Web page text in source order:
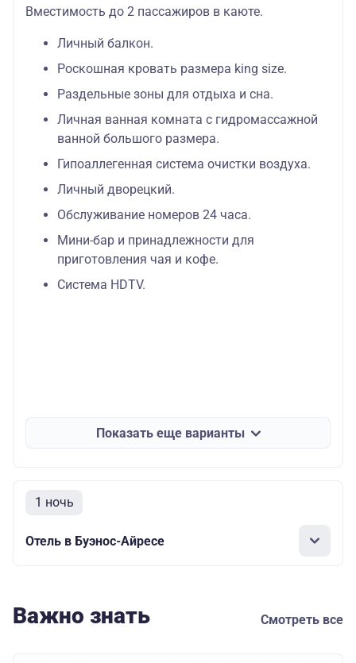
Вместимость до 2 пассажиров в каюте.
Личный балкон.
Роскошная кровать размера king size.
Раздельные зоны для отдыха и сна.
Личная ванная комната с гидромассажной
ванной большого размера.
Гипоаллегенная система очистки воздуха.
Личный дворецкий.
Обслуживание номеров 24 часа.
Мини-бар и принадлежности для
приготовления чая и кофе.
Система HDTV.
Показать еще варианты
1 ночь
Отель в Буэнос-Айресе
Важно знать Смотреть все